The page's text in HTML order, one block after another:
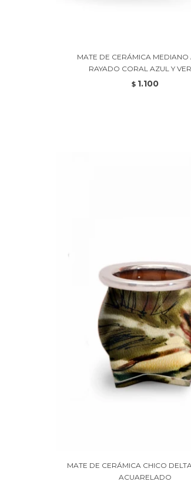
MATE DE CERÁMICA MEDIANO
RAYADO CORAL AZUL Y
$ 1.100
MATE DE CERÁMICA CHICO
ACUARELADO